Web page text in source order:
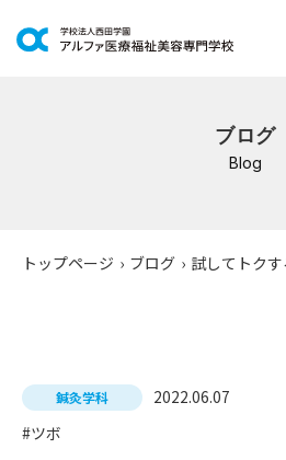
研修・講座
ブログ
Blog
トップページ › ブログ › 試してトク
鍼灸学科
2022.06.07
#ツボ